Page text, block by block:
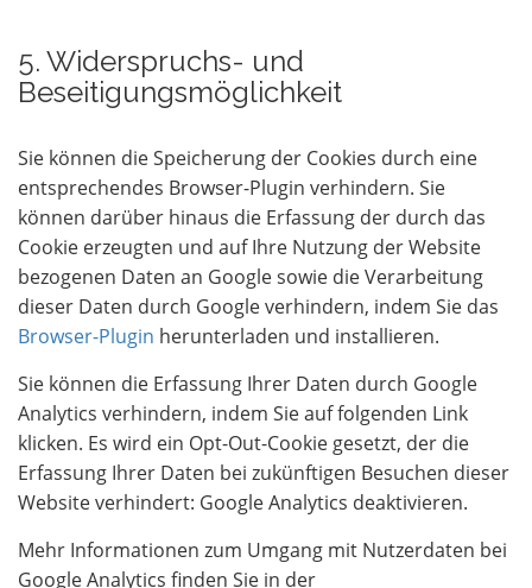
5. Widerspruchs- und
Beseitigungsmöglichkeit
Sie können die Speicherung der Cookies durch eine
entsprechendes Browser-Plugin verhindern. Sie
können darüber hinaus die Erfassung der durch das
Cookie erzeugten und auf Ihre Nutzung der Website
bezogenen Daten an Google sowie die Verarbeitung
dieser Daten durch Google verhindern, indem Sie das
Browser-Plugin herunterladen und installieren.
Sie können die Erfassung Ihrer Daten durch Google
Analytics verhindern, indem Sie auf folgenden Link
klicken. Es wird ein Opt-Out-Cookie gesetzt, der die
Erfassung Ihrer Daten bei zukünftigen Besuchen dieser
Website verhindert: Google Analytics deaktivieren.
Mehr Informationen zum Umgang mit Nutzerdaten bei
Google Analytics finden Sie in der